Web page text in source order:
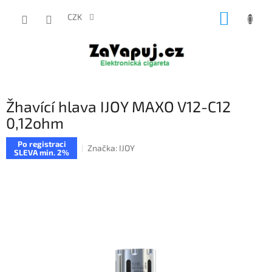
CZK
Žhavící hlava IJOY MAXO V12-C12
0,12ohm
Po registraci
SLEVA min. 2%
Značka: IJOY